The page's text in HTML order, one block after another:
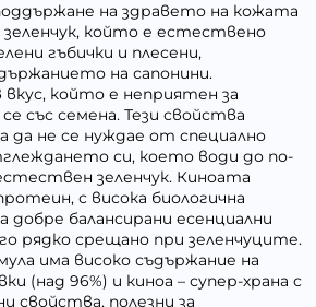
на здравето на кожата
зеленчук, който е естествено
гъбички и плесени,
на сапонини.
който е неприятен за
със семена. Тези свойства
да не се нуждае от специално
си, което води до по-
зеленчук. Киноата
с висока биологична
балансирани есенциални
рядко срещано при зеленчуците.
има високо съдържание на
(над 96%) и киноа – супер-храна с
свойства, полезни за